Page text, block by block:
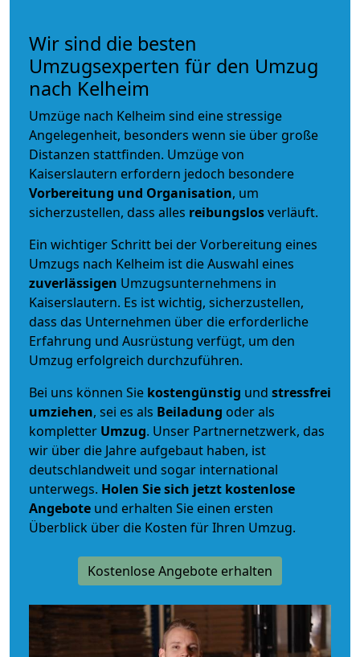
Wir sind die besten
Umzugsexperten für den Umzug
nach Kelheim
Umzüge nach Kelheim sind eine stressige
Angelegenheit, besonders wenn sie über große
Distanzen stattfinden. Umzüge von
Kaiserslautern erfordern jedoch besondere
Vorbereitung und Organisation, um
sicherzustellen, dass alles reibungslosverläuft.
Ein wichtiger Schritt bei der Vorbereitung eines
Umzugs nach Kelheim ist die Auswahl eines
zuverlässigen Umzugsunternehmens in
Kaiserslautern. Es ist wichtig, sicherzustellen,
dass das Unternehmen über die erforderliche
Erfahrung und Ausrüstung verfügt, um den
Umzug erfolgreich durchzuführen.
Bei uns können Sie kostengünstig und stressfrei
umziehen, sei es als Beiladung oder als
kompletter Umzug. Unser Partnernetzwerk, das
wir über die Jahre aufgebaut haben, ist
deutschlandweit und sogar international
unterwegs. Holen Sie sich jetzt kostenlose
Angebote und erhalten Sie einen ersten
Überblick über die Kosten für Ihren Umzug.
Kostenlose Angebote erhalten